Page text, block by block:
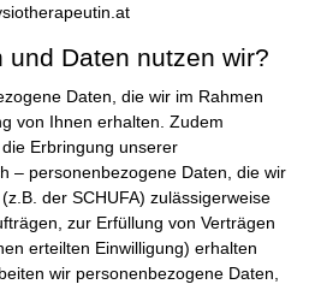
und Daten nutzen wir?
Daten, die wir im Rahmen
von Ihnen erhalten. Zudem
Erbringung unserer
– personenbezogene Daten, die wir
der SCHUFA) zulässigerweise
zur Erfüllung von Verträgen
erteilten Einwilligung) erhalten
wir personenbezogene Daten,